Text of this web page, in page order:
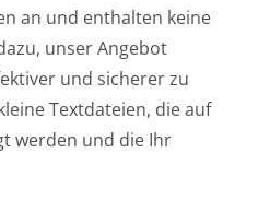
an und enthalten keine
unser Angebot
und sicherer zu
Textdateien, die auf
werden und die Ihr